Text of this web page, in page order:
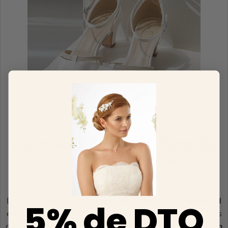
Zapatos de Novia con Plantilla
Acolchada y Suela
Antideslizante
Diseñados para brindarte
seguridad
en tu gran día. Nuestroszapatos de noviaestán fabricados